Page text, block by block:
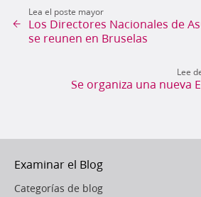
Lea el poste mayor
Los Directores Nacionales de
se reunen en Bruselas
Lee
Se organiza una nueva
Examinar el Blog
Categorías de blog